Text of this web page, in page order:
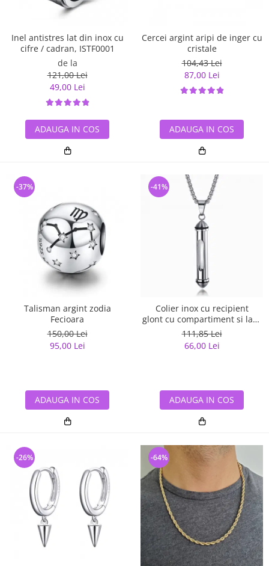
Inel antistres lat din inox cu
cifre / cadran, ISTF0001
de la
121,00 Lei
49,00 Lei
ADAUGA IN COS
Cercei argint aripi de inger cu
cristale
104,43 Lei
87,00 Lei
ADAUGA IN COS
Talisman argint zodia
Fecioara
150,00 Lei
95,00 Lei
-37%
ADAUGA IN COS
Colier inox cu recipient
glont cu compartiment si lant
3 x 55 cm
111,85 Lei
66,00 Lei
-41%
ADAUGA IN COS
-26% -64%